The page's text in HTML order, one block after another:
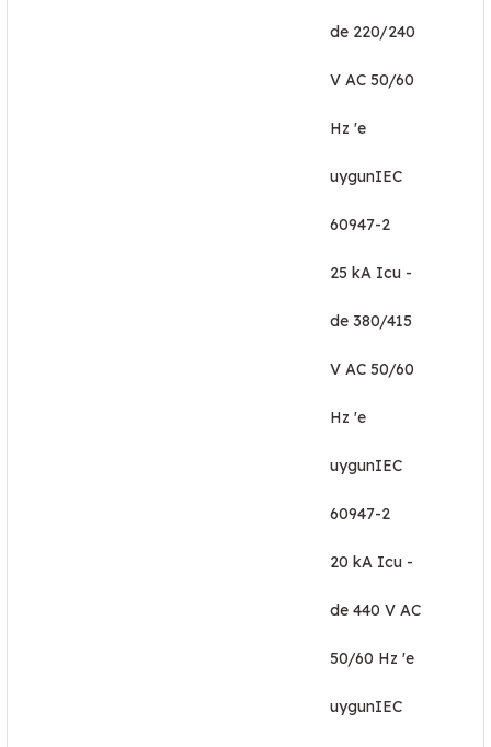
de 220/240
V AC 50/60
Hz 'e
uygunIEC
60947-2
25 kA Icu -
de 380/415
V AC 50/60
Hz 'e
uygunIEC
60947-2
20 kA Icu -
de 440 V AC
50/60 Hz 'e
uygunIEC